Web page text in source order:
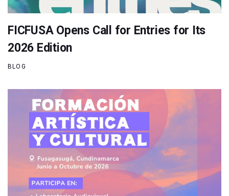
FICFUSA Opens Call for Entries for Its
2026 Edition
BLOG